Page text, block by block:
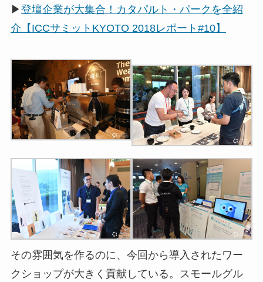
▶登壇企業が大集合！カタパルト・パークを全紹
介【ICCサミットKYOTO 2018レポート#10】
その雰囲気を作るのに、今回から導入されたワー
クショップが大きく貢献している。スモールグル